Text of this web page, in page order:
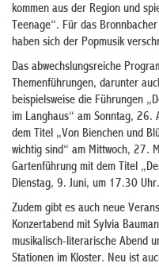
kommen aus der Region und
Teenage“. Für das
haben sich der Popmusik
Das abwechslungsreiche
Themenführungen, darunter
beispielsweise die Führungen
im Langhaus“ am Sonntag,
dem Titel „Von Bienchen und
wichtig sind“ am Mittwoch, 27.
Gartenführung mit dem Titel
Dienstag, 9. Juni, um 17.30 Uhr.
Zudem gibt es auch neue
Konzertabend mit Sylvia
musikalisch-literarische Abend
Stationen im Kloster. Neu ist